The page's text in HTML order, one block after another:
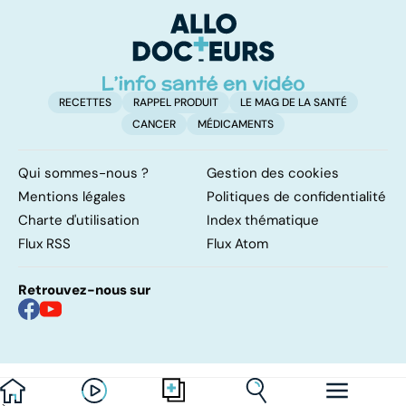
glande parotide
RECETTES RAPPEL PRODUIT
LE MAG DE LA SANTÉ
CANCER
MÉDICAMENTS
Qui sommes-nous ?
Gestion des cookies
Mentions légales
Politiques de confidentialité
Charte d'utilisation
Index thématique
Flux RSS
Flux Atom
Retrouvez-nous sur